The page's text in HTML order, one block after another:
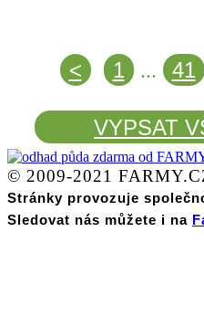
< 1 ... 41
VYPSAT
© 2009-2021
Stránky provozuje
Sledovat nás můžete i na